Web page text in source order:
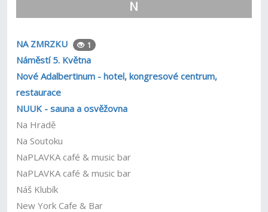
N
NA ZMRZKU 1
Náměstí 5. Května
Nové Adalbertinum - hotel, kongresové centrum,
restaurace
NUUK - sauna a osvěžovna
Na Hradě
Na Soutoku
NaPLAVKA café & music bar
NaPLAVKA café & music bar
Náš Klubík
New York Cafe & Bar